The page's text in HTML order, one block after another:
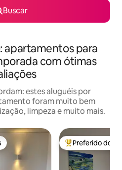
Buscar
apartamentos para
com ótimas
estes aluguéis por
foram muito bem
limpeza e muito mais.
dos hóspedes Entre os
Preferido dos